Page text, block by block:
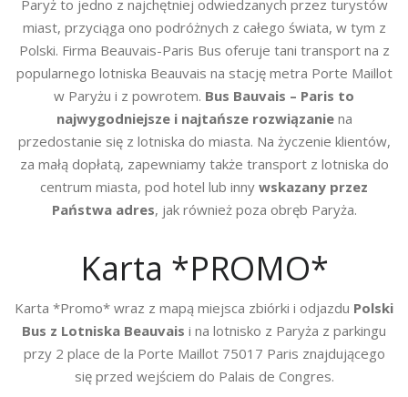
Paryż to jedno z najchętniej odwiedzanych przez turystów
miast, przyciąga ono podróżnych z całego świata, w tym z
Polski. Firma Beauvais-Paris Bus oferuje tani transport na z
popularnego lotniska Beauvais na stację metra Porte Maillot
w Paryżu i z powrotem. Bus Bauvais – Paris to
najwygodniejsze i najtańsze rozwiązaniena
przedostanie się z lotniska do miasta. Na życzenie klientów,
za małą dopłatą, zapewniamy także transport z lotniska do
centrum miasta, pod hotel lub inny wskazany przez
Państwa adres, jak również poza obręb Paryża.
Karta *PROMO*
Karta *Promo* wraz z mapą miejsca zbiórki i odjazdu Polski
Bus z Lotniska Beauvais i na lotnisko z Paryża z parkingu
przy 2 place de la Porte Maillot 75017 Paris znajdującego
się przed wejściem do Palais de Congres.